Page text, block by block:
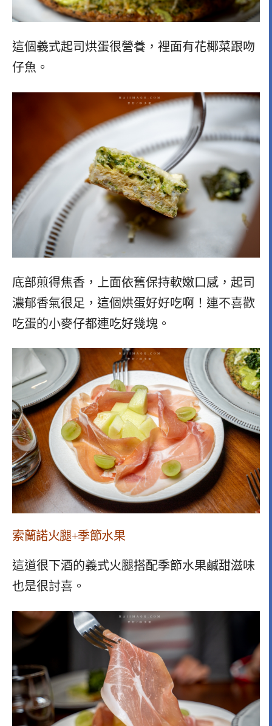
這個義式起司烘蛋很營養，裡面有花椰菜跟吻
仔魚。
底部煎得焦香，上面依舊保持軟嫩口感，起司
濃郁香氣很足，這個烘蛋好好吃啊！連不喜歡
吃蛋的小麥仔都連吃好幾塊。
索蘭諾火腿+季節水果
這道很下酒的義式火腿搭配季節水果鹹甜滋味
也是很討喜。